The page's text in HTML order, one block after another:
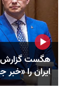
هگست گزارش
ایران را «خبر